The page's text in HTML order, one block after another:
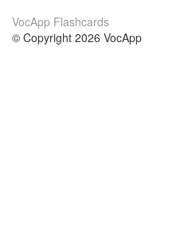
VocApp Flashcards
© Copyright 2026 VocApp